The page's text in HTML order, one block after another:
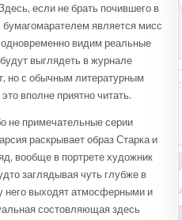
если не брать почившего в
является мисс
видим реальные
выглядеть в журнале
но с обычным литературным
вполне приятно читать.
не примечательные серии
раскрывает образ Старка и
вообще в портрете художник
заглядывая чуть глубже в
него выходят атмосферными и
состовляющая здесь